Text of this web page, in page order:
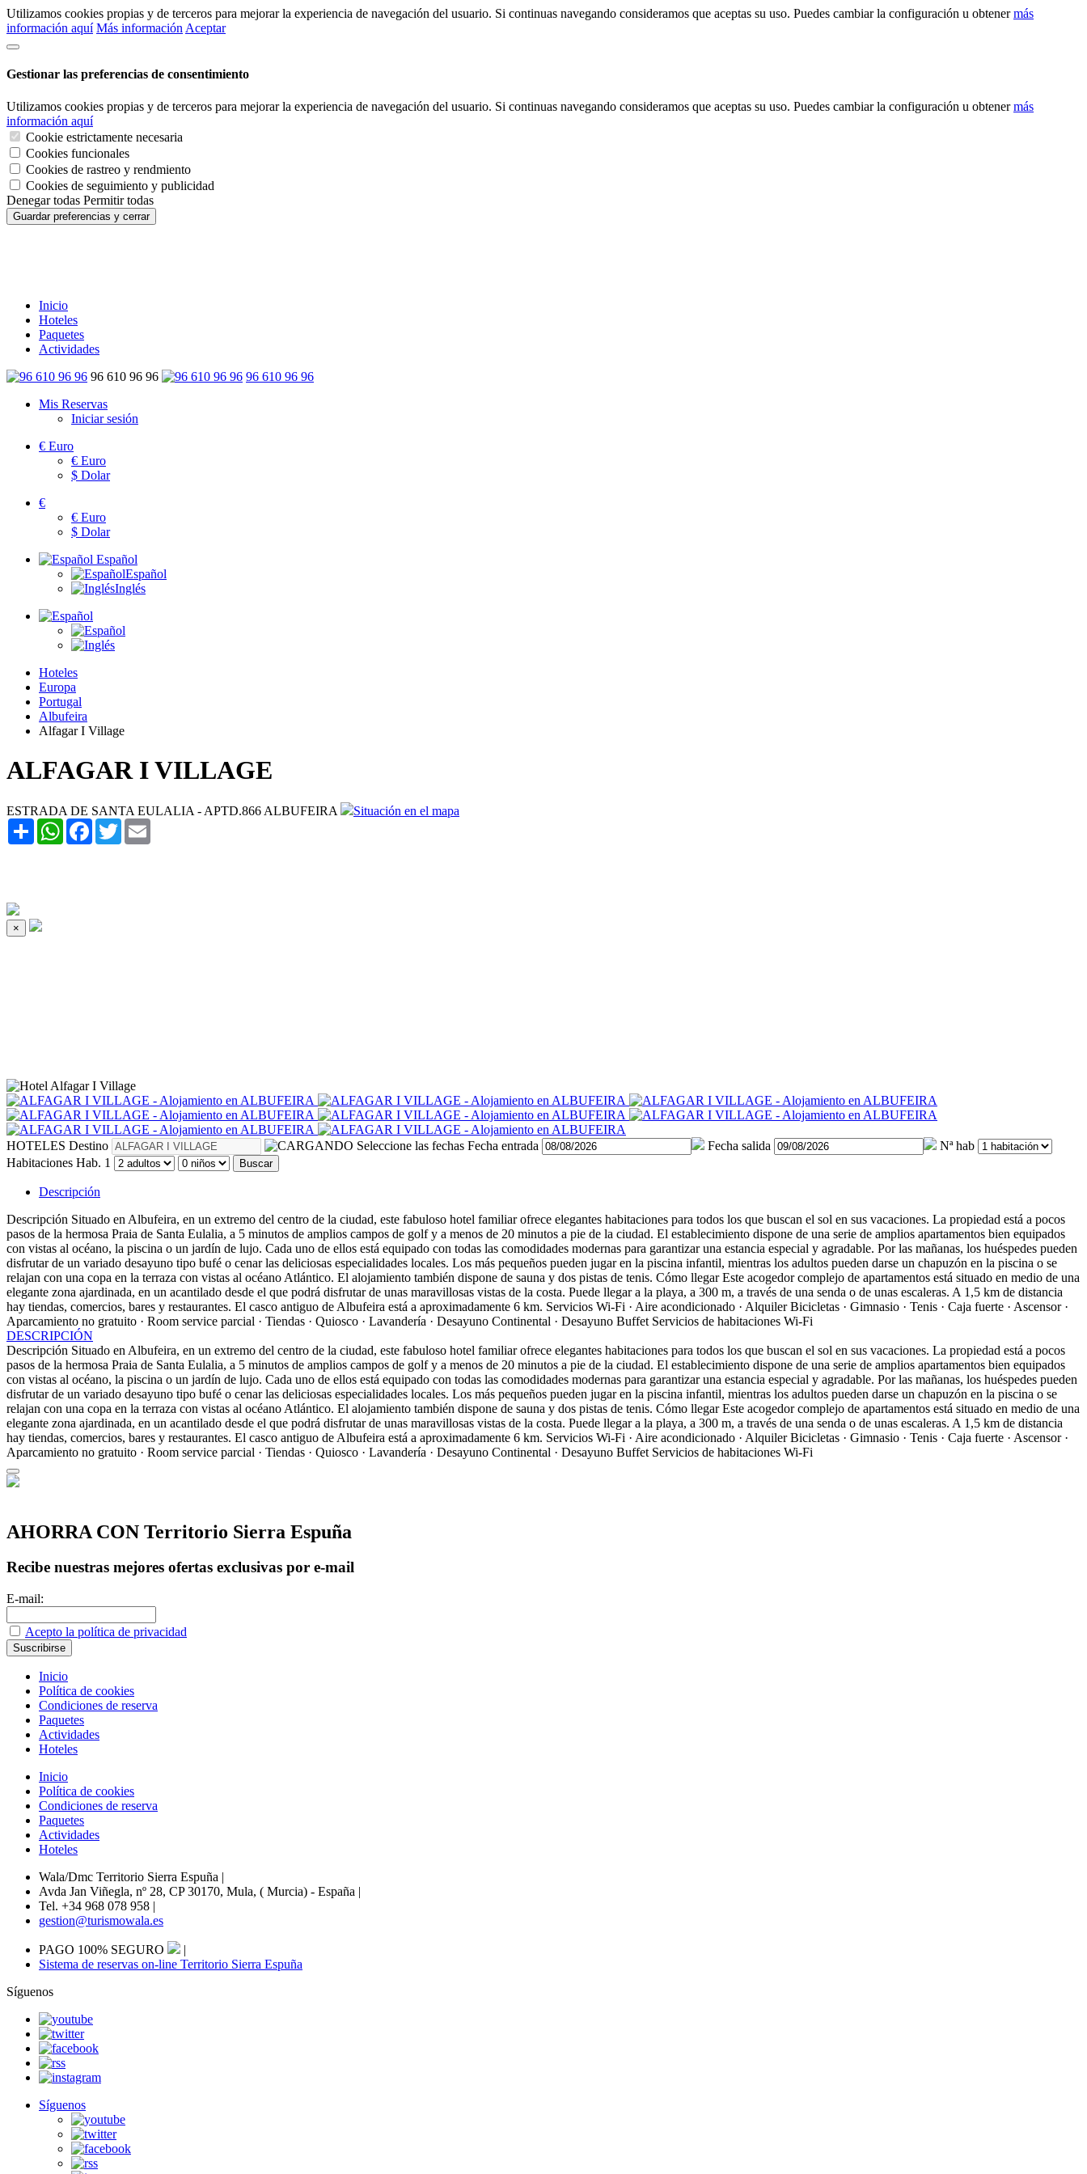
Utilizamos cookies propias y de terceros para mejorar la experiencia de navegación del usuario. Si continuas navegando consideramos que aceptas su uso. Puedes cambiar la configuración u obtenermás
información aquí Más información Aceptar
Gestionar las preferencias de consentimiento
Utilizamos cookies propias y de terceros para mejorar la experiencia de navegación del usuario. Si continuas navegando consideramos que aceptas su uso. Puedes cambiar la configuración u obtenermás
información aquí
Cookie estrictamente necesaria
Cookies funcionales
Cookies de rastreo y rendmiento
Cookies de seguimiento y publicidad
Denegar todas Permitir todas
Guardar preferencias y cerrar
Inicio
Hoteles
Paquetes
Actividades
96 610 96 96
96 610 96 96
Mis Reservas
Iniciar sesión
€ Euro
€ Euro
$ Dolar
€
€ Euro
$ Dolar
Español
Español
Inglés
Hoteles
Europa
Portugal
Albufeira
Alfagar I Village
ALFAGAR I VILLAGE
ESTRADA DE SANTA EULALIA - APTD.866 ALBUFEIRA
Situación en el mapa
Share WhatsAppFacebook
Twitter
×
HOTELES Destino Seleccione las fechas Fecha entrada Fecha salida
Nª hab
Habitaciones Hab. 1 Buscar
Descripción
Descripción Situado en Albufeira, en un extremo del centro de la ciudad, este fabuloso hotel familiar ofrece elegantes habitaciones para todos los que buscan el sol en sus vacaciones. La propiedad está a pocos
pasos de la hermosa Praia de Santa Eulalia, a 5 minutos de amplios campos de golf y a menos de 20 minutos a pie de la ciudad. El establecimiento dispone de una serie de amplios apartamentos bien equipados
con vistas al océano, la piscina o un jardín de lujo. Cada uno de ellos está equipado con todas las comodidades modernas para garantizar una estancia especial y agradable. Por las mañanas, los huéspedes pueden
disfrutar de un variado desayuno tipo bufé o cenar las deliciosas especialidades locales. Los más pequeños pueden jugar en la piscina infantil, mientras los adultos pueden darse un chapuzón en la piscina o se
relajan con una copa en la terraza con vistas al océano Atlántico. El alojamiento también dispone de sauna y dos pistas de tenis. Cómo llegar Este acogedor complejo de apartamentos está situado en medio de una
elegante zona ajardinada, en un acantilado desde el que podrá disfrutar de unas maravillosas vistas de la costa. Puede llegar a la playa, a 300 m, a través de una senda o de unas escaleras. A 1,5 km de distancia
hay tiendas, comercios, bares y restaurantes. El casco antiguo de Albufeira está a aproximadamente 6 km. Servicios Wi-Fi · Aire acondicionado · Alquiler Bicicletas · Gimnasio · Tenis · Caja fuerte · Ascensor ·
Aparcamiento no gratuito · Room service parcial · Tiendas · Quiosco · Lavandería · Desayuno Continental · Desayuno Buffet Servicios de habitaciones Wi-Fi
DESCRIPCIÓN
Descripción Situado en Albufeira, en un extremo del centro de la ciudad, este fabuloso hotel familiar ofrece elegantes habitaciones para todos los que buscan el sol en sus vacaciones. La propiedad está a pocos
pasos de la hermosa Praia de Santa Eulalia, a 5 minutos de amplios campos de golf y a menos de 20 minutos a pie de la ciudad. El establecimiento dispone de una serie de amplios apartamentos bien equipados
con vistas al océano, la piscina o un jardín de lujo. Cada uno de ellos está equipado con todas las comodidades modernas para garantizar una estancia especial y agradable. Por las mañanas, los huéspedes pueden
disfrutar de un variado desayuno tipo bufé o cenar las deliciosas especialidades locales. Los más pequeños pueden jugar en la piscina infantil, mientras los adultos pueden darse un chapuzón en la piscina o se
relajan con una copa en la terraza con vistas al océano Atlántico. El alojamiento también dispone de sauna y dos pistas de tenis. Cómo llegar Este acogedor complejo de apartamentos está situado en medio de una
elegante zona ajardinada, en un acantilado desde el que podrá disfrutar de unas maravillosas vistas de la costa. Puede llegar a la playa, a 300 m, a través de una senda o de unas escaleras. A 1,5 km de distancia
hay tiendas, comercios, bares y restaurantes. El casco antiguo de Albufeira está a aproximadamente 6 km. Servicios Wi-Fi · Aire acondicionado · Alquiler Bicicletas · Gimnasio · Tenis · Caja fuerte · Ascensor ·
Aparcamiento no gratuito · Room service parcial · Tiendas · Quiosco · Lavandería · Desayuno Continental · Desayuno Buffet Servicios de habitaciones Wi-Fi
AHORRA CON Territorio Sierra Espuña
Recibe nuestras mejores ofertas exclusivas por e-mail
E-mail:
Acepto la política de privacidad
Inicio
Política de cookies
Condiciones de reserva
Paquetes
Actividades
Hoteles
Inicio
Política de cookies
Condiciones de reserva
Paquetes
Actividades
Hoteles
Wala/Dmc Territorio Sierra Espuña |
Avda Jan Viñegla, nº 28, CP 30170, Mula, ( Murcia) - España |
Tel. +34 968 078 958 |
gestion@turismowala.es
PAGO 100% SEGURO
|
Sistema de reservas on-line Territorio Sierra Espuña
Síguenos
Síguenos